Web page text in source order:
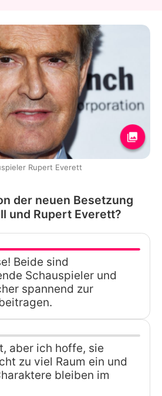
Rupert Everett
der neuen Besetzung
und Rupert Everett?
Beide sind
Schauspieler und
spannend zur
aber ich hoffe, sie
zu viel Raum ein und
bleiben im